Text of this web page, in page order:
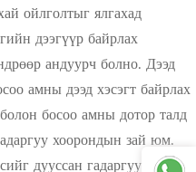
ойлголтыг ялгахад
дээгүүр байрлах
андуурч болно. Дээд
амны дээд хэсэгт байрлах
босоо амны дотор талд
хоорондын зай юм.
дууссан гадаргуугийн